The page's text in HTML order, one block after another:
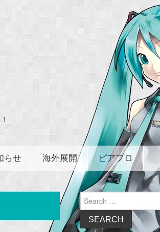
らせ 海外展開 ピアプロ
Search
for: